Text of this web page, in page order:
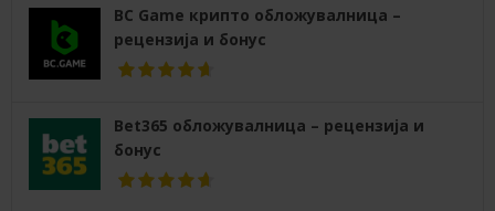
BC Game крипто обложувалница –
рецензија и бонус
Bet365 обложувалница – рецензија и
бонус